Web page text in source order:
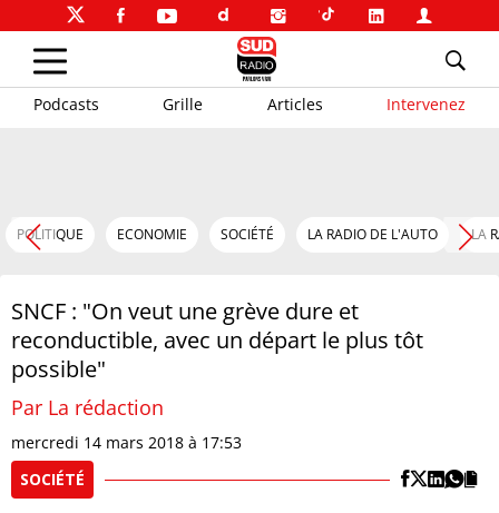
Podcasts Grille Articles Intervenez
POLITIQUE ECONOMIE SOCIÉTÉ LA RADIO DE L'AUTO LA
SNCF : "On veut une grève dure et
reconductible, avec un départ le plus tôt
possible"
Par La rédaction
mercredi 14 mars 2018 à 17:53
SOCIÉTÉ